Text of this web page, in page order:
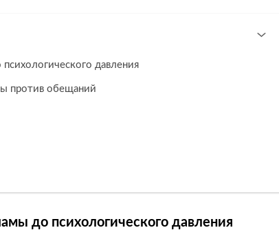
давления
против обещаний
до психологического давления